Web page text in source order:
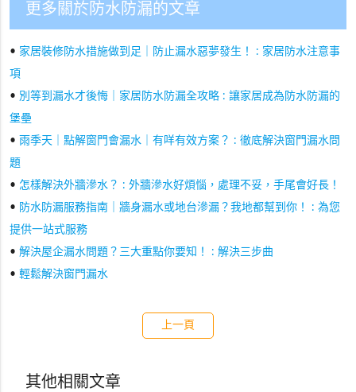
更多關於防水防漏的文章
• 家居裝修防水措施做到足｜防止漏水惡夢發生！ : 家居防水注意事
項
• 別等到漏水才後悔｜家居防水防漏全攻略 : 讓家居成為防水防漏的
堡壘
• 雨季天｜點解窗門會漏水｜有咩有效方案？ : 徹底解決窗門漏水問
題
• 怎樣解決外牆滲水？ : 外牆滲水好煩惱，處理不妥，手尾會好長！
• 防水防漏服務指南｜牆身漏水或地台滲漏？我地都幫到你！ : 為您
提供一站式服務
• 解決屋企漏水問題？三大重點你要知！ : 解決三步曲
• 輕鬆解決窗門漏水
上一頁
其他相關文章